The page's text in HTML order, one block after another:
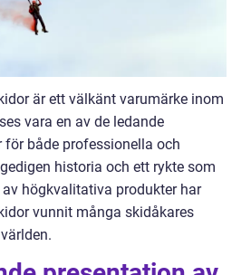
är ett välkänt varumärke inom
vara en av de ledande
både professionella och
historia och ett rykte som
högkvalitativa produkter har
vunnit många skidåkares